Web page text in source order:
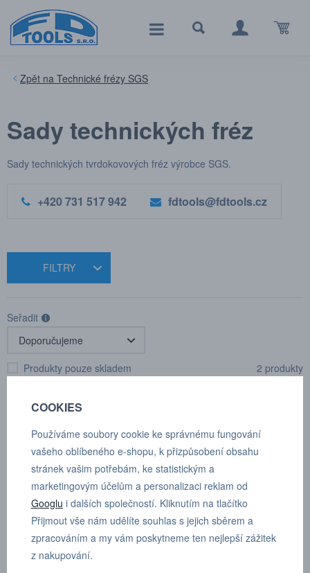
Technické frézy SGS
Sady technických fréz
Sady technických tvrdokovových fréz výrobce SGS.
+420 731 517 942 fdtools@fdtools.cz
FILTRY
Seřadit
Produkty pouze skladem 2 produkty
Technické frézy SGS 6mm,
Sada
Technické frézy SGS 3mm,
COOKIES
Používáme soubory cookie ke správnému fungování
vašeho oblíbeného e-shopu, k přizpůsobení obsahu
stránek vašim potřebám, ke statistickým a
marketingovým účelům a personalizaci reklam od
Googlu i dalších společností. Kliknutím na tlačítko
Přijmout vše nám udělíte souhlas s jejich sběrem a
zpracováním a my vám poskytneme ten nejlepší zážitek
z nakupování.